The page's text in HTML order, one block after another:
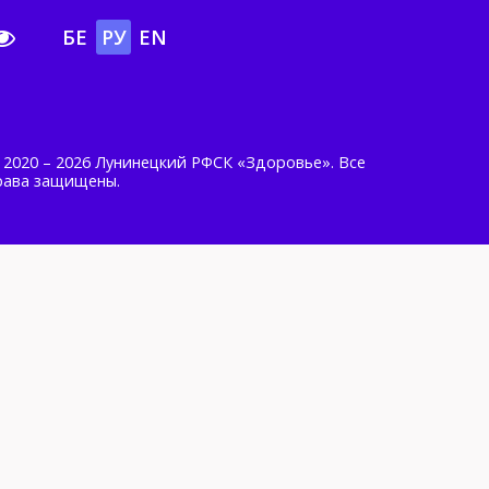
БЕ РУ EN
– 2026 Лунинецкий РФСК «Здоровье». Все
защищены.